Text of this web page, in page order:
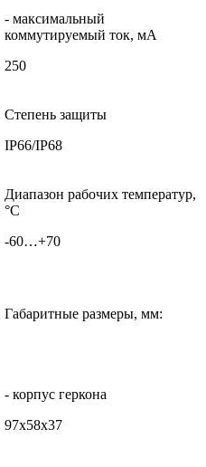
- максимальный
коммутируемый ток, мА
250
Степень защиты
IP66/IP68
Диапазон рабочих температур,
°С
-60…+70
Габаритные размеры, мм:
- корпус геркона
97х58х37